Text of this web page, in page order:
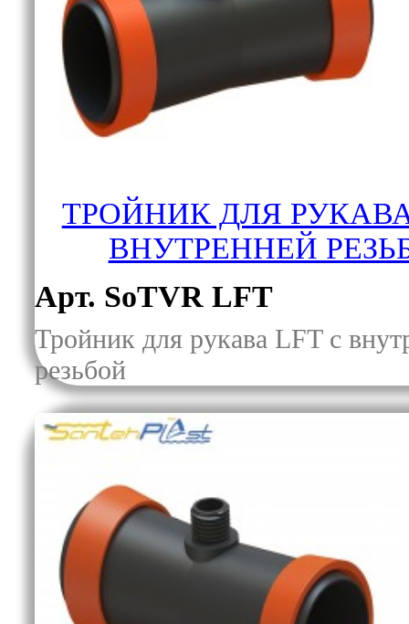
ТРОЙНИК ДЛЯ
ВНУТРЕННЕЙ
Арт. SoTVR LFT
Тройник для рукава LFT с
резьбой